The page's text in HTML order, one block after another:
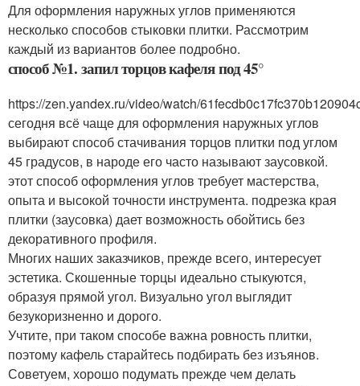
Для оформления наружных углов применяются
несколько способов стыковки плитки. Рассмотрим
каждый из вариантов более подробно.
способ №1. запил торцов кафеля под 45°
https://zen.yandex.ru/video/watch/
сегодня всё чаще для оформления наружных углов
выбирают способ стачивания торцов плитки под углом
45 градусов, в народе его часто называют заусовкой.
этот способ оформления углов требует мастерства,
опыта и высокой точности инструмента. подрезка края
плитки (заусовка) дает возможность обойтись без
декоративного профиля.
Многих наших заказчиков, прежде всего, интересует
эстетика. Скошенные торцы идеально стыкуются,
образуя прямой угол. Визуально угол выглядит
безукоризненно и дорого.
Учтите, при таком способе важна ровность плитки,
поэтому кафель старайтесь подбирать без изъянов.
Советуем, хорошо подумать прежде чем делать